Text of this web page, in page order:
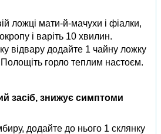
ложці мати-й-мачухи і фіалки,
і варіть 10 хвилин.
відвару додайте 1 чайну ложку
Полощіть горло теплим настоєм.
засіб, знижує симптоми
додайте до нього 1 склянку